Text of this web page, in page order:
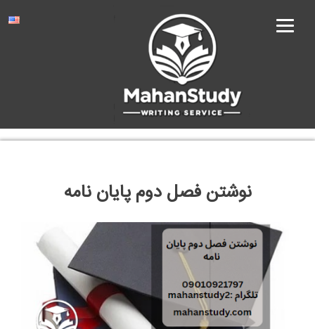
نوشتن فصل دوم پایان نامه